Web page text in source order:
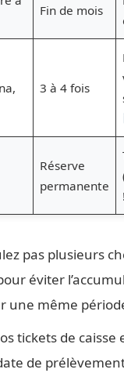
Fin de mois
3 à 4 fois
Réserve
permanente
!
pas plusieurs
éviter
une même
tickets de caisse
de